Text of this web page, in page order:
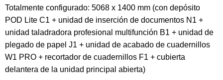
Totalmente configurado: 5068 x 1400 mm (con depósito
POD Lite C1 + unidad de inserción de documentos N1 +
unidad taladradora profesional multifunción B1 + unidad de
plegado de papel J1 + unidad de acabado de cuadernillos
W1 PRO + recortador de cuadernillos F1 + cubierta
delantera de la unidad principal abierta)